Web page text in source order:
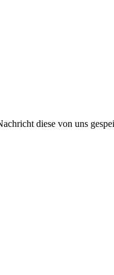
diese von uns